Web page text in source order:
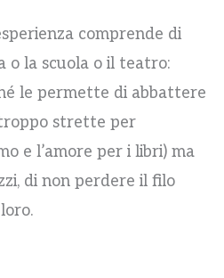
comprende di
o la scuola o il teatro:
le permette di abbattere
strette per
e l’amore per i libri) ma
di non perdere il filo